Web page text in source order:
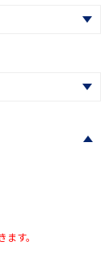
ます。